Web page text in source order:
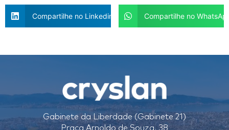
Compartilhe no Linkedin Compartilhe no
Gabinete da Liberdade (Gabinete 21)
Praça Arnoldo de Souza, 38